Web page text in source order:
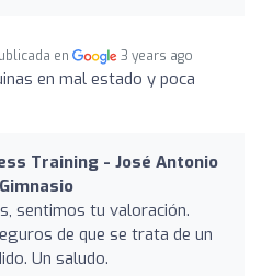
en 3 years ago
en mal estado y poca
Training - José Antonio
sentimos tu valoración.
de que se trata de un
Un saludo.